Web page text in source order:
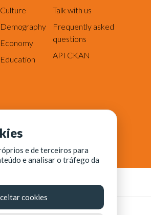
Culture
Demography
Economy
Education
Talk with us
Frequently asked
questions
API CKAN
- Fundação de Ciência,
e de terceiros para
e analisar o tráfego da
cookies